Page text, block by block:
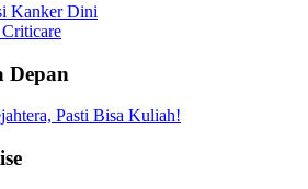
Kanker Dini
Depan
Pasti Bisa Kuliah!